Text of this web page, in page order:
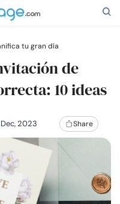
tu gran día
de
10 ideas
2023 Share